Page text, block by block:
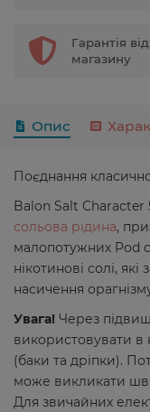
Гарантія від
магазину
Опис
Поєднання
Balon Salt Character
сольова рідина,
малопотужних Pod
нікотинові солі,
насичення
Увага! Через
використовувати в
(баки та дріпки).
може викликати
Для звичайних